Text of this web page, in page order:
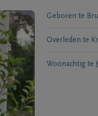
Geboren te
Overleden te
Woonachtig te